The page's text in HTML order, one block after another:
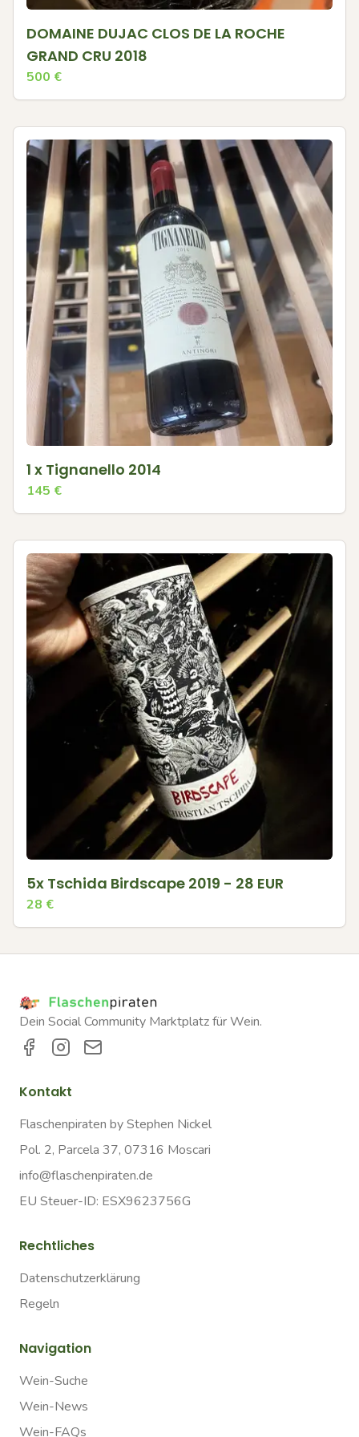
DOMAINE DUJAC CLOS DE LA ROCHE
GRAND CRU 2018
500 €
1 x Tignanello 2014
145 €
5x Tschida Birdscape 2019 - 28 EUR
28 €
Dein Social Community Marktplatz für Wein.
Kontakt
Flaschenpiraten by Stephen Nickel
Pol. 2, Parcela 37, 07316 Moscari
info@flaschenpiraten.de
EU Steuer-ID: ESX9623756G
Rechtliches
Datenschutzerklärung
Regeln
Navigation
Wein-Suche
Wein-News
Wein-FAQs